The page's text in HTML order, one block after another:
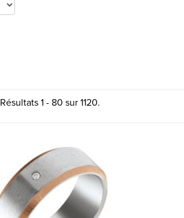
CARTES CADEAUX
QUI SOMMES NOUS
BLOG
Résultats 1 - 80 sur 1120.